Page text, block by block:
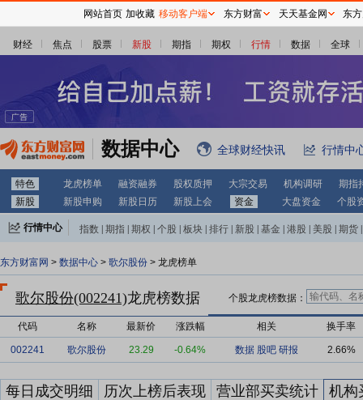
财经 焦点 股票 新股 期指 期权 行情 数据 全球
数据中心 全球财经快讯 行情中
特色 龙虎榜单 融资融券 股权质押 大宗交易 机构调研
期指
新股
新股申购 新股日历 新股上会 资金 大盘资金 个股
行情中心 指数 期指 期权 个股 板块 排行 新股 基金 港股 美股 期货
东方财富网 > 数据中心 > 歌尔股份 > 龙虎榜单
歌尔股份(002241)龙虎榜数据 个股龙虎榜数据：
代码 名称 最新价 涨跌幅 相关 换手率
002241 歌尔股份 23.29 -0.64% 数据 股吧 研报 2.66%
每日成交明细 历次上榜后表现 营业部买卖统计 机构
网站首页 加收藏 移动客户端 东方财富 天天基金网 东